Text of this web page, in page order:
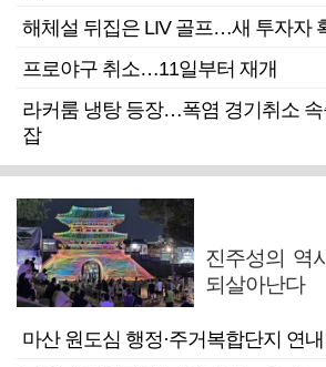
해체설 뒤집은 LIV 골프…새 투자자
프로야구 취소…11일부터 재개
라커룸 냉탕 등장…폭염 경기취소 속
잡
진주성의 역
되살아난다
마산 원도심 행정·주거복합단지 연